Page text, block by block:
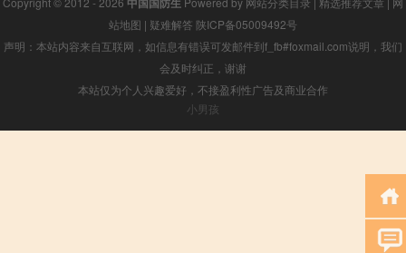
站地图 | 疑难解答 陕ICP备05009492号
声明：本站内容来自互联网，如信息有错误可发邮件到f_fb#foxmail.com说明，我们
会及时纠正，谢谢
本站仅为个人兴趣爱好，不接盈利性广告及商业合作
小男孩